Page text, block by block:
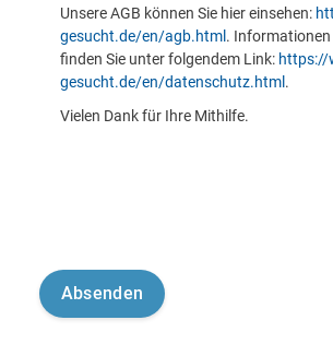
Unsere AGB können Sie hier einsehen:
gesucht.de/en/agb.html .
finden Sie unter folgendem Link: https://
gesucht.de/en/datenschutz.html .
Vielen Dank für Ihre Mithilfe.